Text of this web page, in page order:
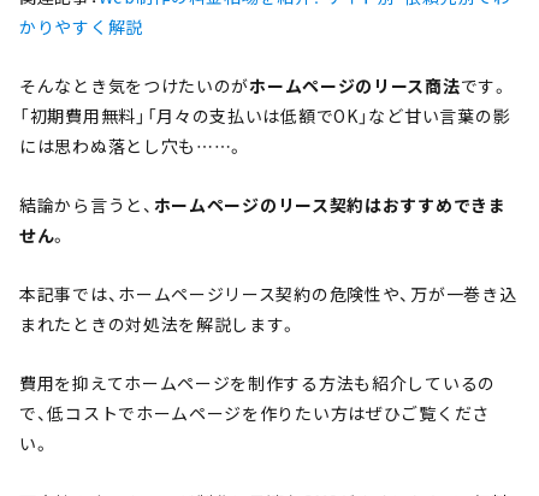
かりやすく解説
そんなとき気をつけたいのがホームページのリース商法です。
「初期費用無料」「月々の支払いは低額でOK」など甘い言葉の影
には思わぬ落とし穴も……。
結論から言うと、 ホームページのリース契約はおすすめできま
せん。
本記事では、ホームページリース契約の危険性や、万が一巻き込
まれたときの対処法を解説します。
費用を抑えてホームページを制作する方法も紹介しているの
で、低コストでホームページを作りたい方はぜひご覧くださ
い。